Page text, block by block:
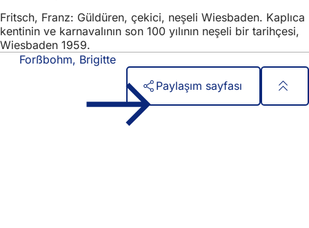
Fritsch, Franz: Güldüren, çekici, neşeli Wiesbaden. Kaplıca
kentinin ve karnavalının son 100 yılının neşeli bir tarihçesi,
Wiesbaden 1959.
Forßbohm, Brigitte
Paylaşım sayfası